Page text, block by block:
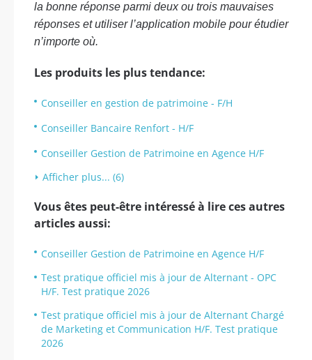
la bonne réponse parmi deux ou trois mauvaises
réponses et utiliser l’application mobile pour étudier
n’importe où.
Les produits les plus tendance:
Conseiller en gestion de patrimoine - F/H
Conseiller Bancaire Renfort - H/F
Conseiller Gestion de Patrimoine en Agence H/F
Afficher plus... (6)
Vous êtes peut-être intéressé à lire ces autres
articles aussi:
Conseiller Gestion de Patrimoine en Agence H/F
Test pratique officiel mis à jour de Alternant - OPC
H/F. Test pratique 2026
Test pratique officiel mis à jour de Alternant Chargé
de Marketing et Communication H/F. Test pratique
2026